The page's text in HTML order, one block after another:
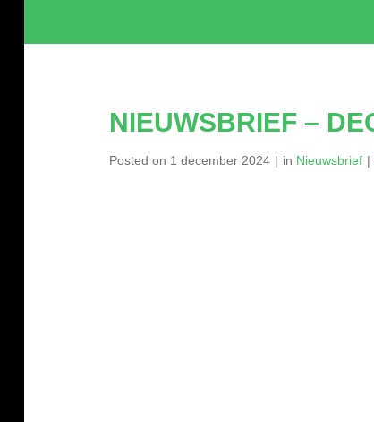
NIEUWSBRIEF –
Posted on 1 december 2024 in Nieuwsbrief